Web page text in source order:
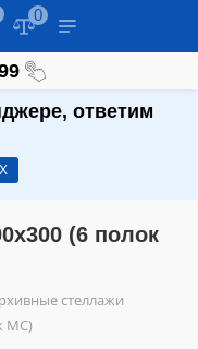
0
ответим
(6 полок
стеллажи
МС)